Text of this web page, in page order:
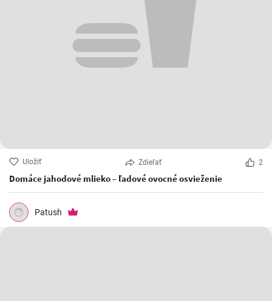
Uložiť Zdieľať 2
Domáce jahodové mlieko – ľadové ovocné osvieženie
Patush